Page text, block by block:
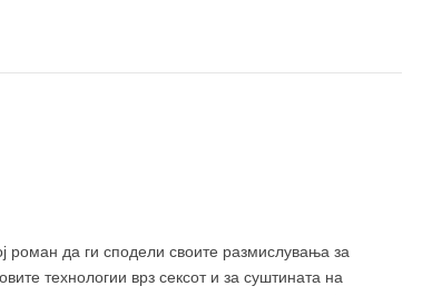
роман да ги сподели своите размислувања за
технологии врз сексот и за суштината на